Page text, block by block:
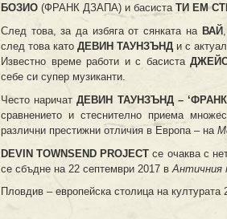
БОЗИО (ФРАНК ДЗАПА) и басиста ТИ ЕМ
След това, за да избяга от сянката на ВАЙ
след това като ДЕВИН ТАУНЗЪНД и с
Известно време работи и с басиста
себе си супер музиканти.
Често наричатДЕВИН ТАУНЗЪНД – ‘ФРАНК
сравнението и стеснително приема
различни престижни отличия в Европа – на
DEVIN TOWNSEND PROJECTсе очаква с
се сбъдне на 22 септември 2017 в Античния
Пловдив – европейска столица на културата